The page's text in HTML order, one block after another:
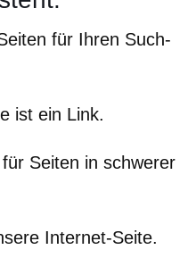
für Ihren Such-
ist ein Link.
Seiten in schwerer
Internet-Seite.